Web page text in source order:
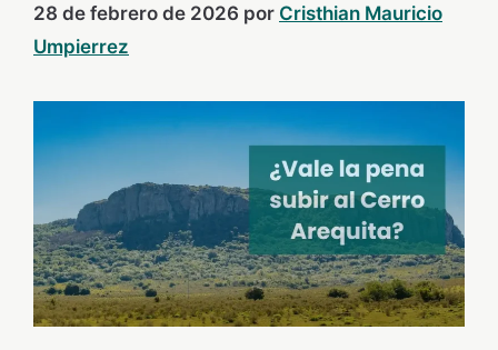
28 de febrero de 2026 por Cristhian Mauricio
Umpierrez